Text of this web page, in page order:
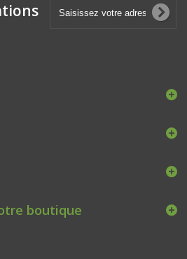
boutique